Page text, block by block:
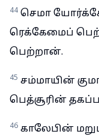
44 செமா
ரெக்கேமைப்
பெற்றான்.
45 சம்மாயின்
பெத்சூரின்
46 காலேபின்